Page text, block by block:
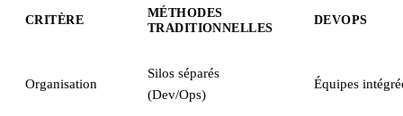
CRITÈRE
MÉTHODES
TRADITIONNELLES
DEVOPS
Organisation
Silos séparés
(Dev/Ops)
Équipes